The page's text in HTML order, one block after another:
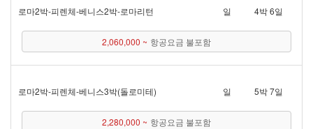
로마 2박 - 피렌체 - 베니스 2박 - 로마리턴 일 4박 6일
2,060,000 ~ 항공요금 불포함
로마 2박 - 피렌체 - 베니스 3박(돌로미테) 일 5박 7일
2,280,000 ~ 항공요금 불포함